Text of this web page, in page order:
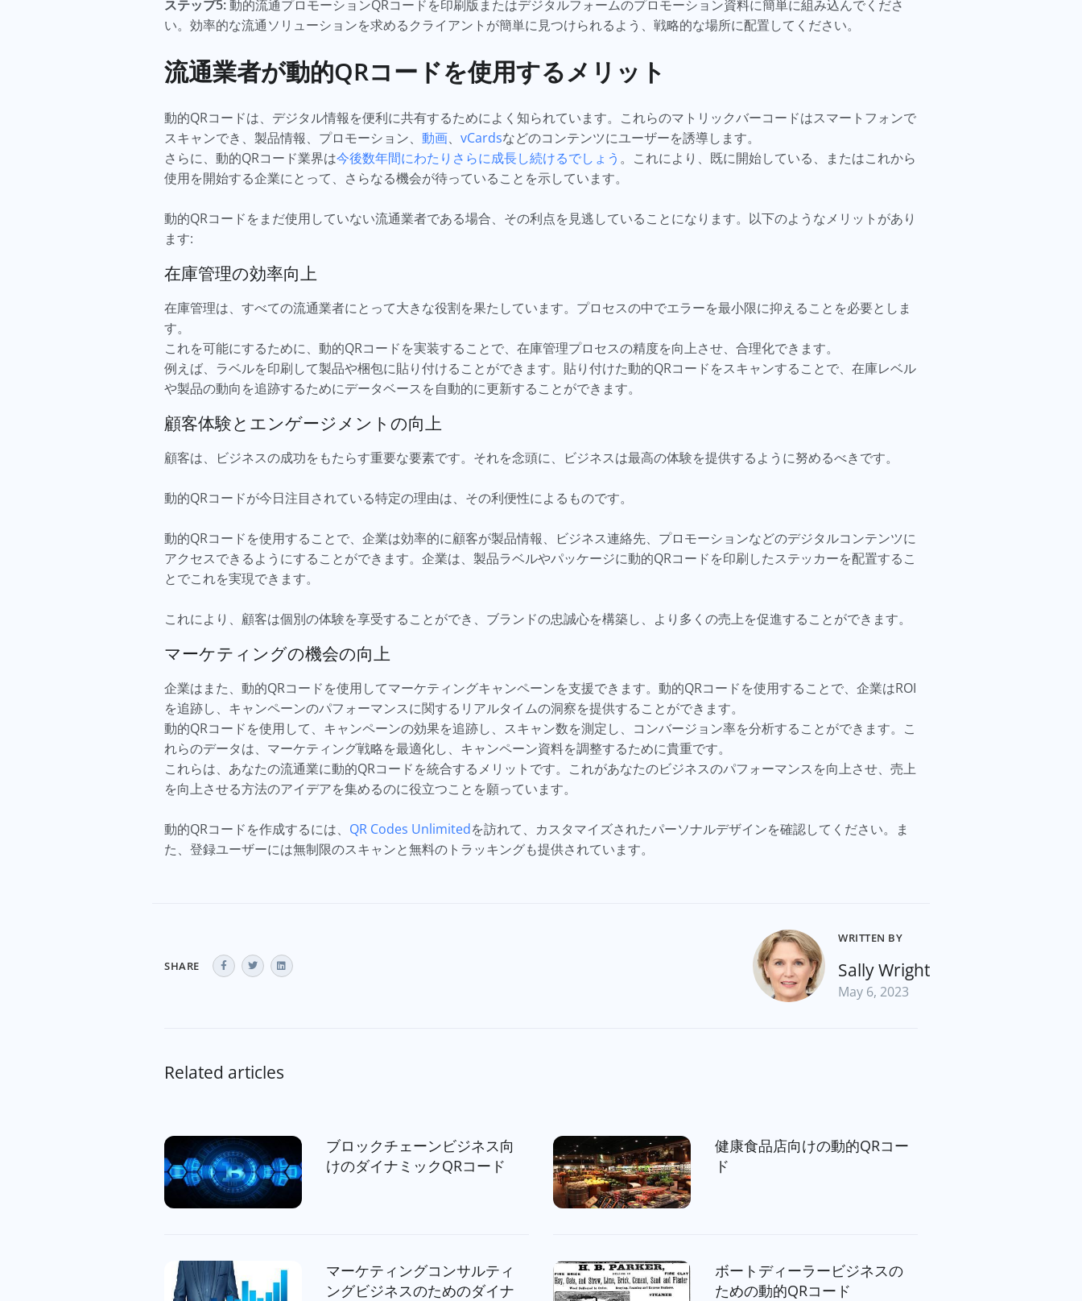
ステップ5:動的流通プロモーションQRコードを印刷版またはデジタルフォームのプロモーション資料に簡単に組み込んでくださ
い。効率的な流通ソリューションを求めるクライアントが簡単に見つけられるよう、戦略的な場所に配置してください。
流通業者が動的QRコードを使用するメリット
動的QRコードは、デジタル情報を便利に共有するためによく知られています。これらのマトリックバーコードはスマートフォンで
スキャンでき、製品情報、プロモーション、 動画、 vCardsなどのコンテンツにユーザーを誘導します。
さらに、動的QRコード業界は今後数年間にわたりさらに成長し続けるでしょう 。これにより、既に開始している、またはこれから
使用を開始する企業にとって、さらなる機会が待っていることを示しています。
動的QRコードをまだ使用していない流通業者である場合、その利点を見逃していることになります。以下のようなメリットがあり
ます:
在庫管理の効率向上
在庫管理は、すべての流通業者にとって大きな役割を果たしています。プロセスの中でエラーを最小限に抑えることを必要としま
す。
これを可能にするために、動的QRコードを実装することで、在庫管理プロセスの精度を向上させ、合理化できます。
例えば、ラベルを印刷して製品や梱包に貼り付けることができます。貼り付けた動的QRコードをスキャンすることで、在庫レベル
や製品の動向を追跡するためにデータベースを自動的に更新することができます。
顧客体験とエンゲージメントの向上
顧客は、ビジネスの成功をもたらす重要な要素です。それを念頭に、ビジネスは最高の体験を提供するように努めるべきです。
動的QRコードが今日注目されている特定の理由は、その利便性によるものです。
動的QRコードを使用することで、企業は効率的に顧客が製品情報、ビジネス連絡先、プロモーションなどのデジタルコンテンツに
アクセスできるようにすることができます。企業は、製品ラベルやパッケージに動的QRコードを印刷したステッカーを配置するこ
とでこれを実現できます。
これにより、顧客は個別の体験を享受することができ、ブランドの忠誠心を構築し、より多くの売上を促進することができます。
マーケティングの機会の向上
企業はまた、動的QRコードを使用してマーケティングキャンペーンを支援できます。動的QRコードを使用することで、企業はROI
を追跡し、キャンペーンのパフォーマンスに関するリアルタイムの洞察を提供することができます。
動的QRコードを使用して、キャンペーンの効果を追跡し、スキャン数を測定し、コンバージョン率を分析することができます。こ
れらのデータは、マーケティング戦略を最適化し、キャンペーン資料を調整するために貴重です。
これらは、あなたの流通業に動的QRコードを統合するメリットです。これがあなたのビジネスのパフォーマンスを向上させ、売上
を向上させる方法のアイデアを集めるのに役立つことを願っています。
動的QRコードを作成するには、 QR Codes Unlimitedを訪れて、カスタマイズされたパーソナルデザインを確認してください。ま
た、登録ユーザーには無制限のスキャンと無料のトラッキングも提供されています。
SHARE
WRITTEN BY
Sally Wright
May 6, 2023
Related articles
ブロックチェーンビジネス向
けのダイナミックQRコード
健康食品店向けの動的QRコー
ド
マーケティングコンサルティ
ングビジネスのためのダイナ
ボートディーラービジネスの
ための動的QRコード